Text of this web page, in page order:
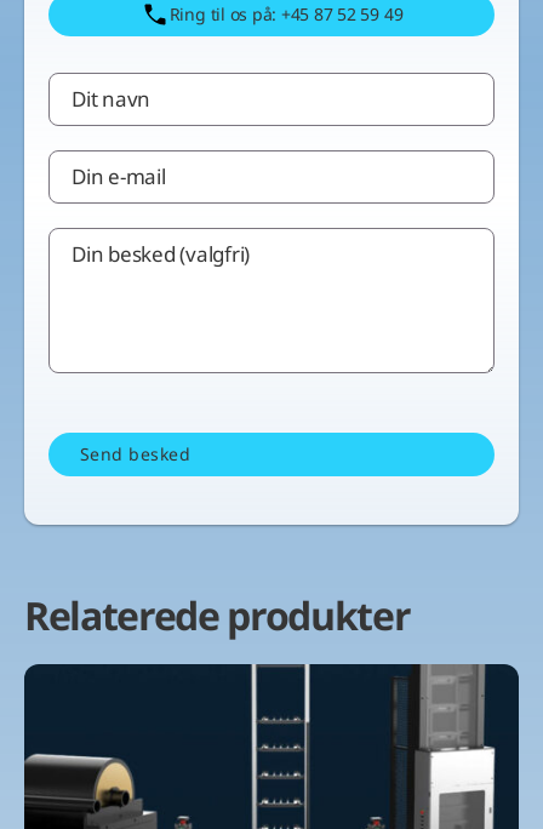
Ring til os på: +45 87 52 59 49
Dit navn
Din e-mail
Din besked (valgfri)
Relaterede produkter